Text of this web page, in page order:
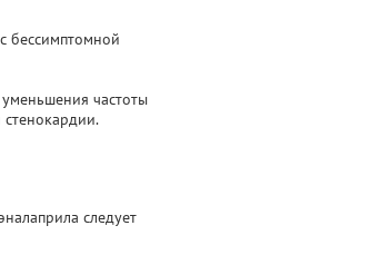
бессимптомной
частоты
следует